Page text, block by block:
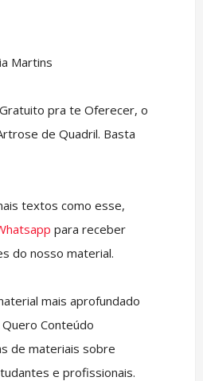
Martins
pra te Oferecer, o
de Quadril. Basta
textos como esse,
para receber
do nosso material.
mais aprofundado
Conteúdo
de materiais sobre
e profissionais.